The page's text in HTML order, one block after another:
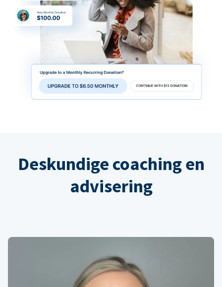
Deskundige coaching en
advisering